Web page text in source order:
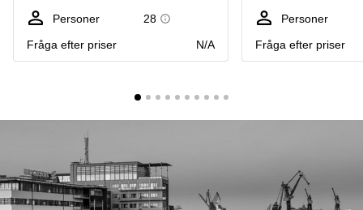
kontor
Vasastan
Malmö
Lediga
Lediga
lokaler
Hägersten
Personer
28
Fråga efter priser
N/A
Personer
Fråga efter priser